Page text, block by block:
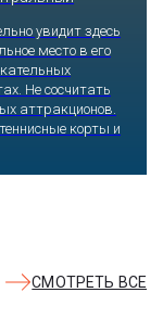
увидит здесь
место в его
Не сосчитать
аттракционов.
корты и
СМОТРЕТЬ ВСЕ